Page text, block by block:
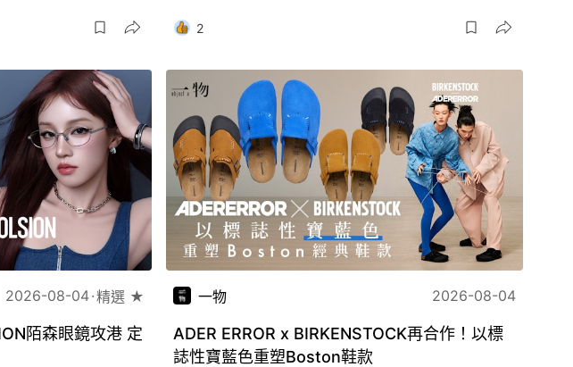
2
2026-08-04 精選 ★
陌森眼鏡攻港 定
一物 2026-08-04
ADER ERROR x BIRKENSTOCK再合作！以標
誌性寶藍色重塑Boston鞋款